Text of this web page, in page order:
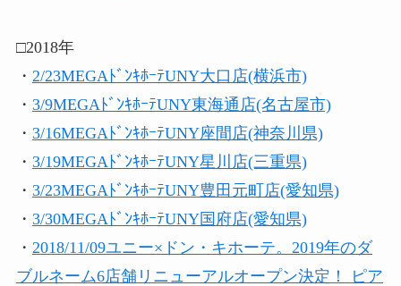
□2018年
・ 2/23MEGAﾄﾞﾝｷﾎｰﾃUNY大口店(横浜市)
・ 3/9MEGAﾄﾞﾝｷﾎｰﾃUNY東海通店(名古屋市)
・ 3/16MEGAﾄﾞﾝｷﾎｰﾃUNY座間店(神奈川県)
・ 3/19MEGAﾄﾞﾝｷﾎｰﾃUNY星川店(三重県)
・ 3/23MEGAﾄﾞﾝｷﾎｰﾃUNY豊田元町店(愛知県)
・ 3/30MEGAﾄﾞﾝｷﾎｰﾃUNY国府店(愛知県)
・ 2018/11/09ユニー×ドン・キホーテ。2019年のダ
ブルネーム6店舗リニューアルオープン決定！ ピア